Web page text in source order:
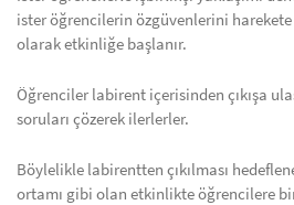
ister öğrencilerin özgüvenlerini
olarak etkinliğe başlanır.
Öğrenciler labirent içerisinden çıkışa
soruları çözerek ilerlerler.
Böylelikle labirentten çıkılması
ortamı gibi olan etkinlikte öğrencilere